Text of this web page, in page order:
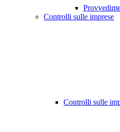
Controlli sulle imprese
Controlli sulle